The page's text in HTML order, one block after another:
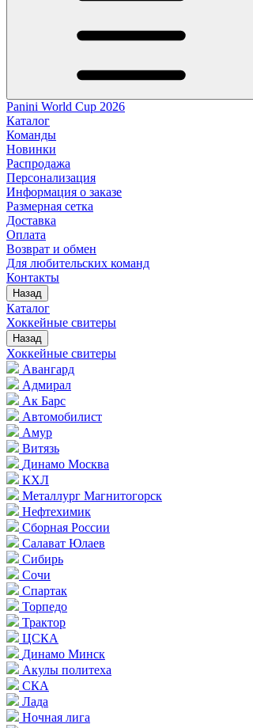
Panini World Cup 2026
Каталог
Команды
Новинки
Распродажа
Персонализация
Информация о заказе
Размерная сетка
Доставка
Оплата
Возврат и обмен
Для любительских команд
Контакты
Назад
Каталог
Хоккейные свитеры
Назад
Хоккейные свитеры
Авангард
Адмирал
Ак Барс
Автомобилист
Амур
Витязь
Динамо Москва
КХЛ
Металлург Магнитогорск
Нефтехимик
Сборная России
Салават Юлаев
Сибирь
Сочи
Спартак
Торпедо
Трактор
ЦСКА
Динамо Минск
Акулы политеха
СКА
Лада
Ночная лига